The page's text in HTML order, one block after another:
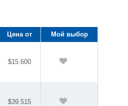
Цена от Мой выбор
$15.600
$39.515